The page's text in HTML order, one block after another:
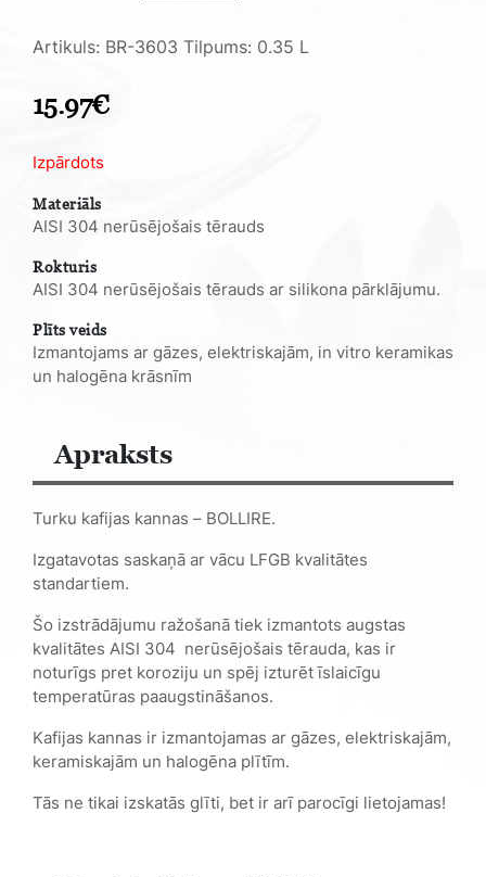
Artikuls: BR-3603 Tilpums: 0.35 L
15.97€
Izpārdots
Materiāls
AISI 304 nerūsējošais tērauds
Rokturis
AISI 304 nerūsējošais tērauds ar silikona pārklājumu.
Plīts veids
Izmantojams ar gāzes, elektriskajām, in vitro keramikas
un halogēna krāsnīm
Apraksts
Turku kafijas kannas – BOLLIRE.
Izgatavotas saskaņā ar vācu LFGB kvalitātes
standartiem.
Šo izstrādājumu ražošanā tiek izmantots augstas
kvalitātes AISI 304 nerūsējošais tērauda, kas ir
noturīgs pret koroziju un spēj izturēt īslaicīgu
temperatūras paaugstināšanos.
Kafijas kannas ir izmantojamas ar gāzes, elektriskajām,
keramiskajām un halogēna plītīm.
Tās ne tikai izskatās glīti, bet ir arī parocīgi lietojamas!